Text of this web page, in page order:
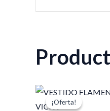
¡Oferta!
¡Oferta!
El
precio
original
El
precio